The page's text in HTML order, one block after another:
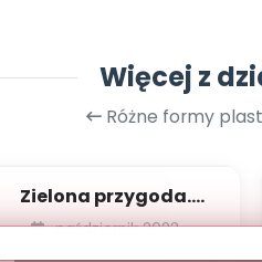
Więcej z
Różne formy
Zielona przygoda.
Recyklingowa ścieżka
październik 2023